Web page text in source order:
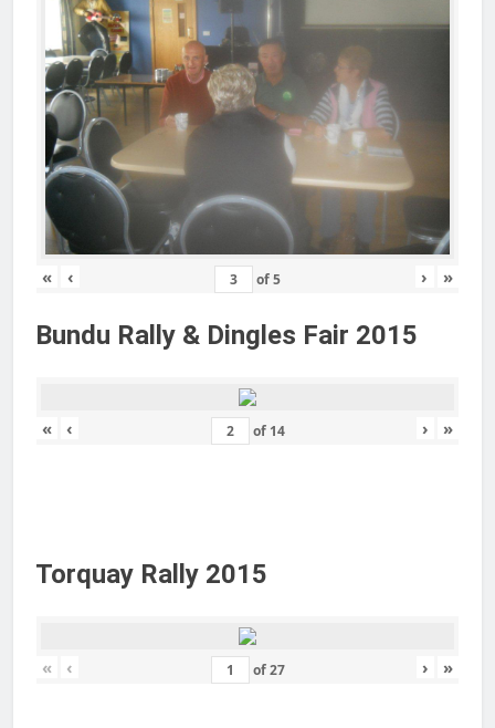
« ‹ of5 › »
Bundu Rally & Dingles Fair 2015
« ‹ of 14 › »
Torquay Rally 2015
« ‹ of27 › »